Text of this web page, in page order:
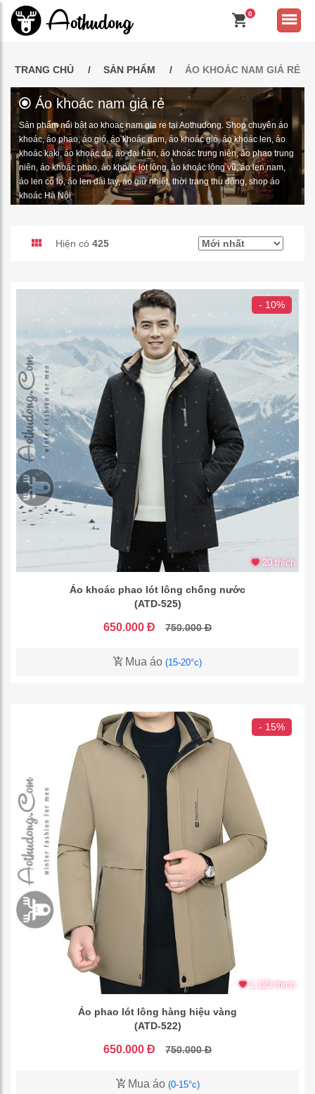
0
TRANG CHỦ SẢN PHẨM ÁO KHOÁC NAM GIÁ RẺ
Áo khoác nam giá rẻ
Sản phẩm nổi bật ao khoac nam gia re tại Aothudong. Shop chuyên áo
khoác, áo phao, áo gió, áo khoác nam, áo khoác gió, áo khoác len, áo
khoác kaki, áo khoác dạ, áo đại hàn, áo khoác trung niên, áo phao trung
niên, áo khoác phao, áo khoác lót lông, áo khoác lông vũ, áo len nam,
áo len cổ lọ, áo len dài tay, áo giữ nhiệt, thời trang thu đông, shop áo
khoác Hà Nội
Hiện có 425
- 10%
20 thích
Áo khoác phao lót lông chống nước
(ATD-525)
650.000 Đ 750.000 Đ
Mua áo (15-20°c)
- 15%
1.123 thích
Áo phao lót lông hàng hiệu vàng
(ATD-522)
650.000 Đ 750.000 Đ
Mua áo (0-15°c)